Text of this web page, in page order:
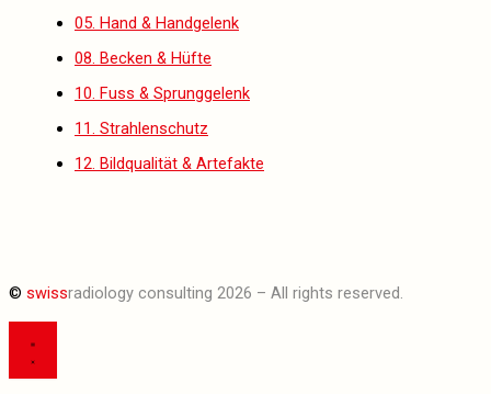
05. Hand & Handgelenk
08. Becken & Hüfte
10. Fuss & Sprunggelenk
11. Strahlenschutz
12. Bildqualität & Artefakte
© swissradiology consulting 2026 – All rights reserved.